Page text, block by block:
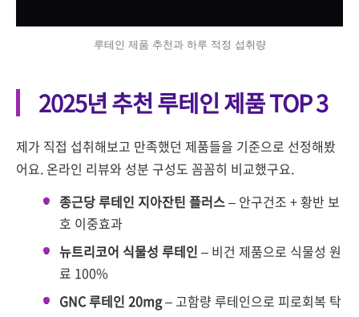
루테인 제품 추천과 하루 적정 섭취량
2025년 추천 루테인 제품 TOP 3
제가 직접 섭취해보고 만족했던 제품들을 기준으로 선정해봤
어요. 온라인 리뷰와 성분 구성도 꼼꼼히 비교했구요.
종근당 루테인 지아잔틴 플러스– 안구건조 + 황반 보
호 이중효과
뉴트리코어 식물성 루테인 – 비건 제품으로 식물성 원
료 100%
GNC 루테인 20mg– 고함량 루테인으로 피로회복 탁